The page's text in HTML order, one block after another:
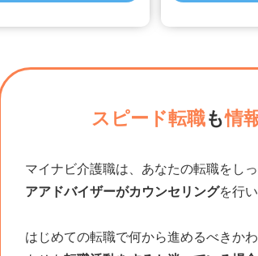
スピード転職も情
マイナビ介護職は、あなたの転職をし
アアドバイザーがカウンセリングを行い
はじめての転職で何から進めるべきか